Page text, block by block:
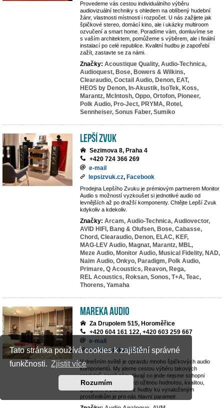
Tato stránka používá cookies k zajištění správné
funkčnosti. Zjistit více
Rozumím
Provedeme vás cestou individuálního výběru
audiovizuální techniky s ohledem na oblíbený hudební
žánr, vlastnosti místnosti i rozpočet. U nás zažijete jak
špičkové stereo, domácí kino, ale i ukázky multiroom
ozvučení a smart home. Poradíme vám, domluvíme se
s vaším architektem, pomůžeme s výběrem, ale i finální
instalací po celé republice. Kvalitní hudbu je zapotřebí
zažít, zastavte se za námi.
Značky: Acoustique Quality, Audio-Technica,
Audioquest, Bose, Bowers & Wilkins,
Clearaudio, Coctail Audio, Denon, EAT,
HEOS by Denon, In-Akustik, IsoTek, Koss,
Marantz, McIntosh, Oppo, Ortofon, Pioneer,
Polk Audio, Pro-Ject, PRYMA, Rotel,
Sennheiser, Sonus Faber, Sumiko
LEPŠÍ ZVUK
Sezimova 8, Praha 4
+420 724 366 269
e-mail
lepsizvuk.cz, Facebook
Prodejna Lepšího Zvuku je prémiovým partnerem Monitor
Audio s možností vyzkoušet si jednotlivé audio od
levnějších až po dražší komponenty. Chtějte Lepší Zvuk
kdykoliv a kdekoliv.
Značky: Arcam, Audio-Technica, Audiovector,
AVID HIFI, Bang & Olufsen, Bose, Cabasse,
Chord, Clearaudio, Denon, ELAC, KEF,
MAG-LEV Audio, Magnat, Marantz, MBL,
Meze Audio, Monitor Audio, Musical Fidelity, NAD,
Naim Audio, Onkyo, Paradigm, Polk Audio,
Primare, Q Acoustics, Reavon, Rega,
REL Acoustics, Roksan, Sonos, T+A, Teac,
Thorens, Yamaha
MAREKA AUDIO
Za Drupolem 515, Horoměřice
+420 604 161 122, +420 603 259 667
e-mail
www.marekaaudio.cz
V dnešním světě je opravdu mnoho špičkových audio
komponentů. My jdeme cestou výběru takových
produktů, které nám dávají co jinde nejsme schopni
nalézt. Rovnováha mezi užitnou hodnotou, kvalitou,
designem a zážitkem z hudby ku vynaloženým
prostředkům je pro nás hlavní parametr.